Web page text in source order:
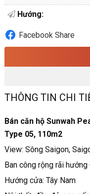
Hướng:
Facebook Share
THÔNG TIN CHI
Bán căn hộ Sunwah
Type 05, 110m2
View: Sông Saigon,
Ban công rộng rãi
Hướng cửa: Tây Nam